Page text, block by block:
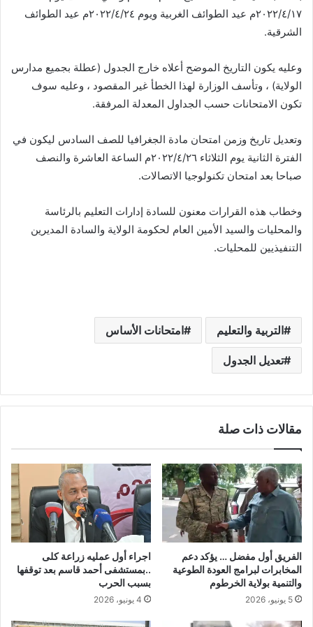
٢٠٢٢/٤/١٧م عيد الطوائف الغربية ويوم ٢٠٢٢/٤/٢٤م عيد الطوائف
الشرقية.
وعليه يكون التاريخ الموضح أعلاه خارج الجدول (عطلة بجميع مدارس
الولاية) ، وتأسف الوزارة لهذا الخطأ غير المقصود ، وعليه سوف
تكون الامتحانات حسب الجداول المعدلة المرفقة.
وتعديل تاريخ وزمن امتحان مادة الجغرافيا للصف السادس ليكون في
الفترة الثانية يوم الثلاثاء ٢٠٢٢/٤/٢٦م الساعة العاشرة والنصف
صباحا بعد امتحان تكنولوجيا الاتصالات.
وخطاب هذه القرارات معنون للسادة إدارات التعليم بالرئاسة
والمحليات والسيد الأمين العام لحكومة الولاية والسادة المديرين
التنفيذيين للمحليات.
التربية والتعليم امتحانات الأساس
تعديل الجدول
مقالات ذات صلة
الفريق أول مفضل … يؤكد دعم
المخابرات لبرامج العودة الطوعية
والتنمية بولاية الخرطوم
5 يونيو، 2026
اجراء أول عمليه زراعة كلى
..بمستشفى أحمد قاسم بعد توقفها
بسبب الحرب
4 يونيو، 2026